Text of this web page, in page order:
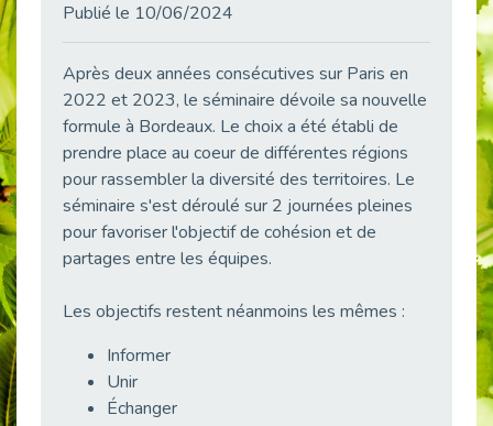
Et si le handicap ne définissait plus la carrière ?
« Confiance en soi et acceptation du handicap » : un levier puissant vers l’emploi
Publié le 22/05/2026
Handicap et emploi : une matinée pour briser les tabous
Publié le 21/05/2026
L’alternance : un levier stratégique pour recruter et inclure durablement
Publié le 18/05/2026
Publié le 12/05/2026
Publié le 04/05/2026
Publié le 10/06/2024
Après deux années consécutives sur Paris en
2022 et 2023, le séminaire dévoile sa nouvelle
formule à Bordeaux. Le choix a été établi de
prendre place au coeur de différentes régions
pour rassembler la diversité des territoires. Le
séminaire s'est déroulé sur 2 journées pleines
pour favoriser l'objectif de cohésion et de
partages entre les équipes.
Les objectifs restent néanmoins les mêmes :
Informer
Unir
Échanger